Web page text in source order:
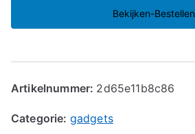
Bekijken-Bestellen
Artikelnummer: 2d65e11b8c86
Categorie: gadgets